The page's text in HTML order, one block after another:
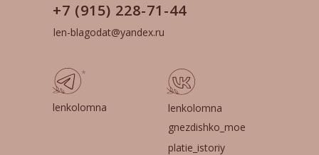
len-blagodat@yandex.ru
+7 (915) 228-71-44
lenkolomna
gnezdishko_moe
platie_istoriy
lenkolomna
*